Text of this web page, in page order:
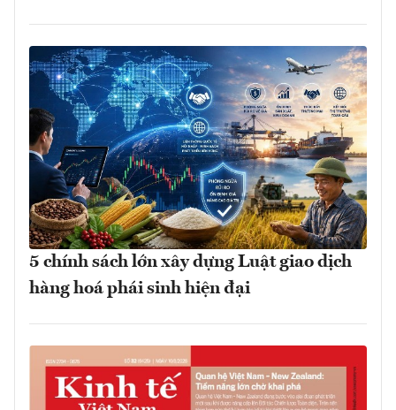
5 chính sách lớn xây dựng Luật giao dịch
hàng hoá phái sinh hiện đại